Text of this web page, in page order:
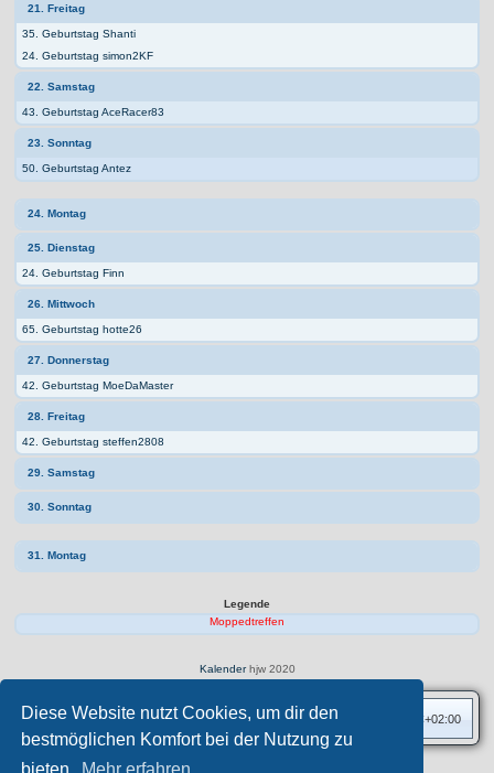
Diese Website nutzt Cookies, um dir den
bestmöglichen Komfort bei der Nutzung zu
21. Freitag
35. Geburtstag Shanti
24. Geburtstag simon2KF
22. Samstag
43. Geburtstag AceRacer83
23. Sonntag
50. Geburtstag Antez
24. Montag
25. Dienstag
24. Geburtstag Finn
26. Mittwoch
65. Geburtstag hotte26
27. Donnerstag
42. Geburtstag MoeDaMaster
28. Freitag
42. Geburtstag steffen2808
29. Samstag
30. Sonntag
31. Montag
Legende
Moppedtreffen
Kalenderhjw 2020
Foren-Übersicht Alle Zeiten sind UTC+02:00